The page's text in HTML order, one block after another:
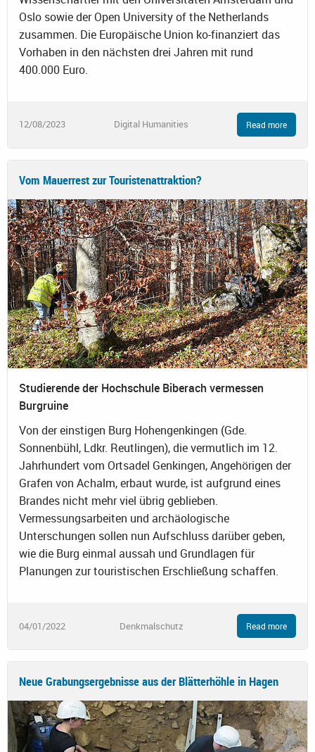
Oslo sowie der Open University of the Netherlands
zusammen. Die Europäische Union ko-finanziert das
Vorhaben in den nächsten drei Jahren mit rund
400.000 Euro.
12/08/2023 Digital Humanities Read more
Vom Mauerrest zur Touristenattraktion?
Studierende der Hochschule Biberach vermessen
Burgruine
Von der einstigen Burg Hohengenkingen (Gde.
Sonnenbühl, Ldkr. Reutlingen), die vermutlich im 12.
Jahrhundert vom Ortsadel Genkingen, Angehörigen der
Grafen von Achalm, erbaut wurde, ist aufgrund eines
Brandes nicht mehr viel übrig geblieben.
Vermessungsarbeiten und archäologische
Unterschungen sollen nun Aufschluss darüber geben,
wie die Burg einmal aussah und Grundlagen für
Planungen zur touristischen Erschließung schaffen.
04/01/2022 Denkmalschutz Read more
Neue Grabungsergebnisse aus der Blätterhöhle in Hagen